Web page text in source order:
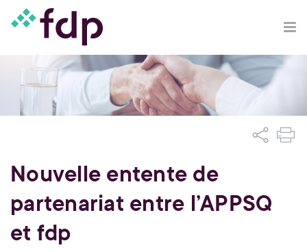
Nouvelle entente de
partenariat entre l’APPSQ
et fdp